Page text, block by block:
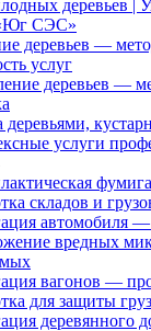
деревьев |
СЭС»
деревьев —
услуг
деревьев —
деревьями,
услуги
складов и
автомобиля —
вредных
вагонов —
для защиты
деревянного